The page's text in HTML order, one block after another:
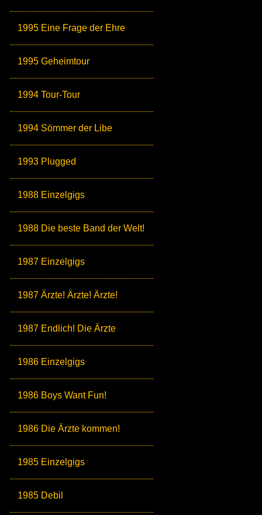
1995 Eine Frage der Ehre
1995 Geheimtour
1994 Tour-Tour
1994 Sömmer der Libe
1993 Plugged
1988 Einzelgigs
1988 Die beste Band der Welt!
1987 Einzelgigs
1987 Ärzte! Ärzte! Ärzte!
1987 Endlich! Die Ärzte
1986 Einzelgigs
1986 Boys Want Fun!
1986 Die Ärzte kommen!
1985 Einzelgigs
1985 Debil